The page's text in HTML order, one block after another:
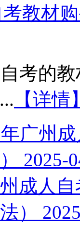
教材
考的
【详情
年广州
2025-
州成人
）